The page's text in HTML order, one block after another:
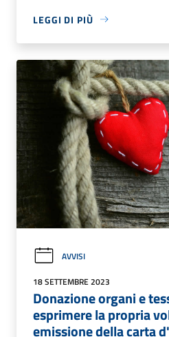
LEGGI DI PIÙ
AVVISI
18 SETTEMBRE 2023
Donazione organi e
esprimere la propria
emissione della carta